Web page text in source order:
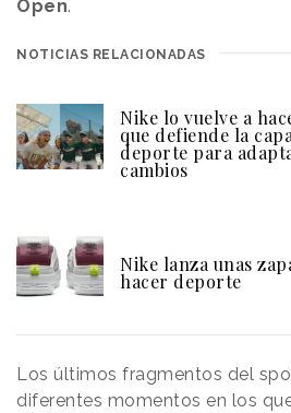
Open.
NOTICIAS RELACIONADAS
Nike lo vuelve a
que defiende la
deporte para
cambios
Nike lanza unas
hacer deporte
Los últimos fragmentos del
diferentes momentos en los